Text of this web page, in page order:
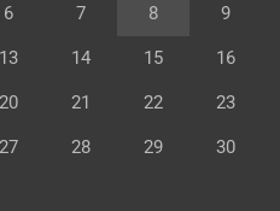
6 7 8 9
13 14 15 16
20 21 22 23
27 28 29 30